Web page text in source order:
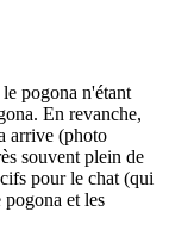
pogona n'étant
En revanche,
arrive (photo
souvent plein de
pour le chat (qui
pogona et les